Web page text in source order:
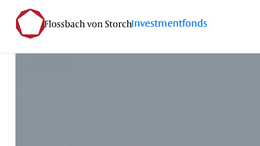
Investmentfonds